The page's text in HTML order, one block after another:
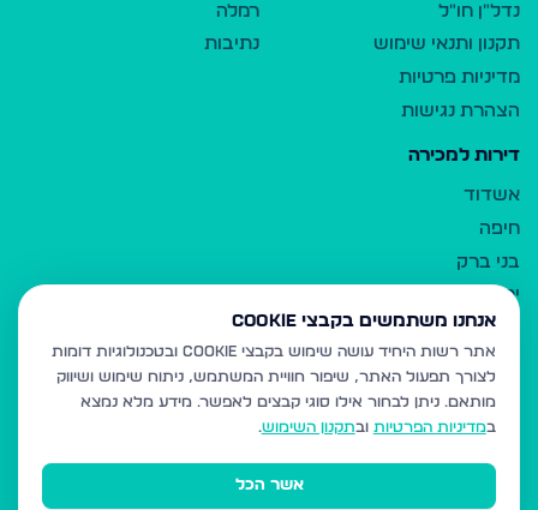
נדל"ן חו"ל
תקנון ותנאי שימוש
מדיניות פרטיות
הצהרת נגישות
רמלה
נתיבות
דירות למכירה
אשדוד
חיפה
בני ברק
ירושלים
אלעד
גבעת זאב
בית שמש
רכסים
מודיעין עילית
אנחנו משתמשים בקבצי Cookie
אתר רשות היחיד עושה שימוש בקבצי Cookie ובטכנולוגיות דומות
לצורך תפעול האתר, שיפור חוויית המשתמש, ניתוח שימוש ושיווק
מותאם. ניתן לבחור אילו סוגי קבצים לאפשר. מידע מלא נמצא
במדיניות הפרטיות ובתקנון השימוש.
אשר הכל